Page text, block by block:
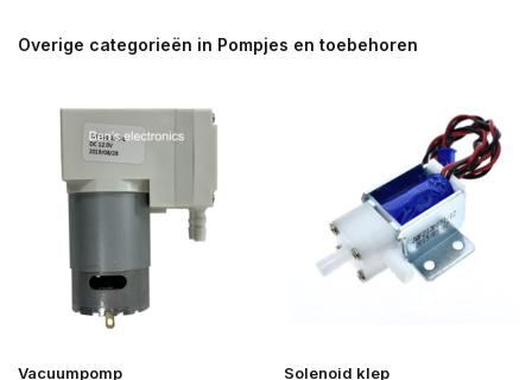
Overige categorieën in Pompjes en toebehoren
Vacuumpomp Solenoid klep